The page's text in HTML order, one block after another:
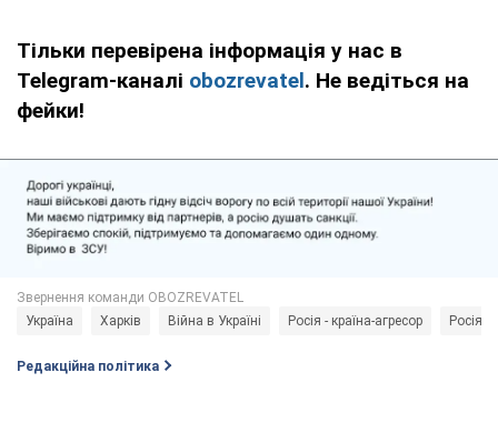
Тільки перевірена інформація у нас в
Telegram-каналі obozrevatel. Не ведіться на
фейки!
Україна Харків Війна в Україні Росія - країна-агресор Росія
Редакційна політика